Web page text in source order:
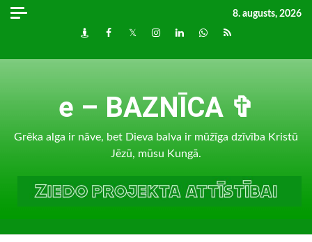
Skip
8. augusts, 2026
DraugiemFacebook
TwitterInstagram
LinkedInwhatsapp
RSS
e – BAZNĪCA ✞
Grēka alga ir nāve, bet Dieva balva ir mūžīga dzīvība Kristū
Jēzū, mūsu Kungā.